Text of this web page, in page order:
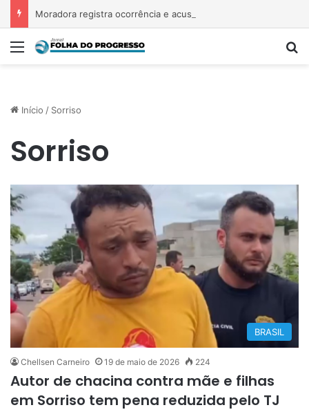
Menu
Início / Sorriso
Sorriso
BRASIL
Chellsen Carneiro 19 de maio de 2026 224
Autor de chacina contra mãe e filhas
em Sorriso tem pena reduzida pelo TJ